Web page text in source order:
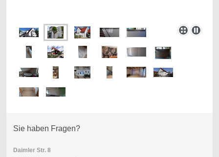
Sie haben Fragen?
Daimler Str. 8